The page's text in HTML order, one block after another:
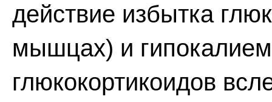
действие избытка
мышцах) и
глюкокортикоидов